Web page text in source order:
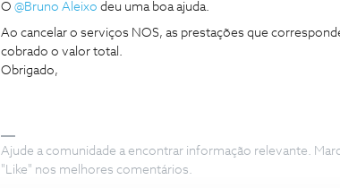
O @Bruno Aleixo deu uma boa ajuda.
Ao cancelar o serviços NOS, as prestações que
cobrado o valor total.
Obrigado,
Ajude a comunidade a encontrar informação relevante.
"Like" nos melhores comentários.